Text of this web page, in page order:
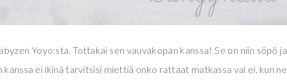
Yoyo:sta. Tottakai sen vauvakopan kanssa! Se on niin söpö ja
ei ikinä tarvitsisi miettiä onko rattaat matkassa vai ei, kun ne